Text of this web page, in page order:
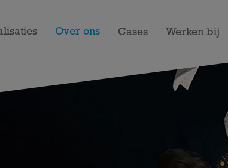
Over ons Cases Werken bij